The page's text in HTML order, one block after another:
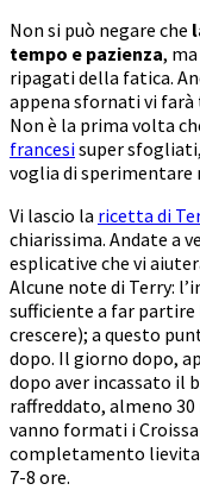
Non si può negare che
tempo e pazienza,
ripagati della fatica.
appena sfornati vi farà
Non è la prima volta
francesisuper
voglia di sperimentare
Vi lascio la ricetta di
chiarissima. Andate a
esplicative che vi
Alcune note di Terry:
sufficiente a far
crescere); a questo
dopo. Il giorno dopo,
dopo aver incassato il
raffreddato, almeno
vanno formati i
completamento
7-8 ore.